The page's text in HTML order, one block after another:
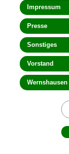
Impressum
Presse
Sonstiges
Vorstand
Wernshausen